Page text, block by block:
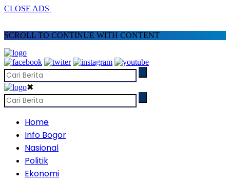
CLOSE ADS
SCROLL TO CONTINUE WITH CONTENT
✖
Home
Info Bogor
Nasional
Politik
Ekonomi